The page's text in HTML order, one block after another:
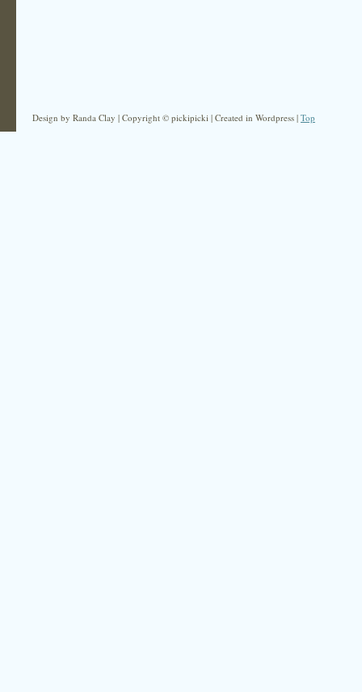
Design by Randa Clay | Copyright © pickipicki | Created in Wordpress | Top